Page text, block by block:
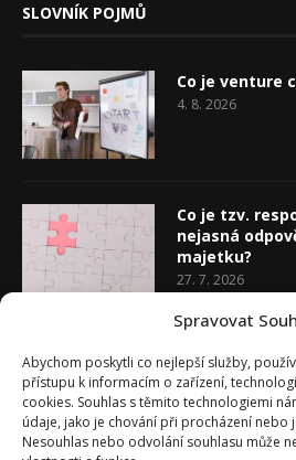
Spravovat
Abychom poskytli co nejlepší služby,
přístupu k informacím o zařízení,
cookies. Souhlas s těmito technologiemi
údaje, jako je chování při procházení nebo
Nesouhlas nebo odvolání souhlasu může
SLOVNÍK POJMŮ
Co je venture
4. 8. 2026
Co je tzv.
nejasná
majetku?
27. 7. 2026
20. 7. 2026